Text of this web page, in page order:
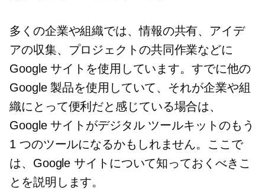
多くの企業や組織では、情報の共有、アイデ
アの収集、プロジェクトの共同作業などに
Google サイトを使用しています。すでに他の
Google 製品を使用していて、それが企業や組
織にとって便利だと感じている場合は、
Google サイトがデジタル ツールキットのもう
1 つのツールになるかもしれません。ここで
は、Google サイトについて知っておくべきこ
とを説明します。